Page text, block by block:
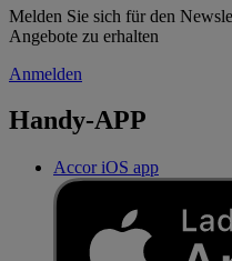
Melden Sie sich für den
Angebote zu erhalten
Anmelden
Handy-APP
Accor iOS app